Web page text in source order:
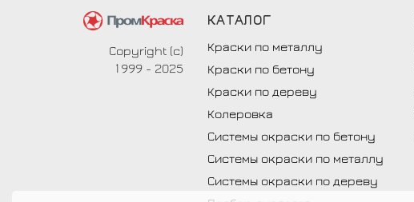
Copyright (c)
1999 - 2025
КАТАЛОГ
Краски по металлу
Краски по бетону
Краски по дереву
Колеровка
Системы окраски по бетону
Системы окраски по металлу
Системы окраски по дереву